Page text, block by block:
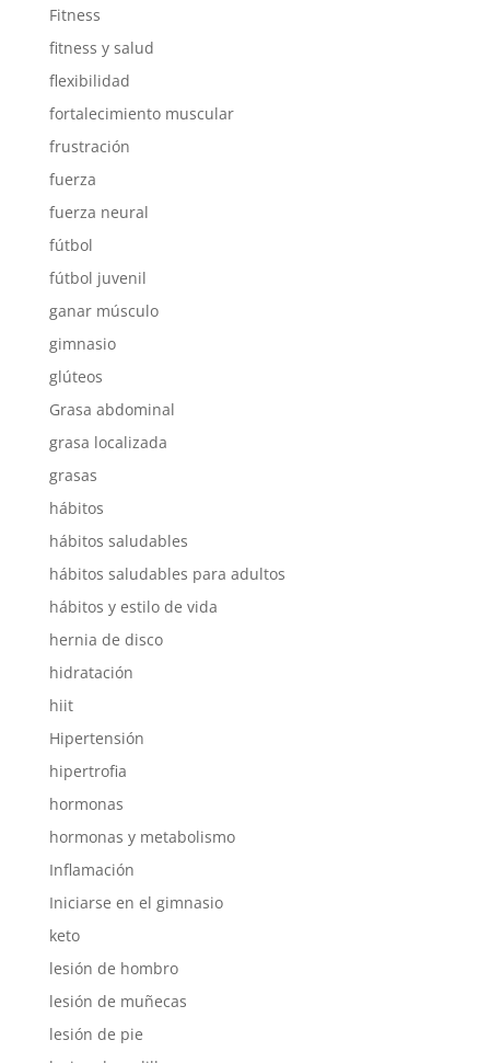
Fitness
fitness y salud
flexibilidad
fortalecimiento muscular
frustración
fuerza
fuerza neural
fútbol
fútbol juvenil
ganar músculo
gimnasio
glúteos
Grasa abdominal
grasa localizada
grasas
hábitos
hábitos saludables
hábitos saludables para adultos
hábitos y estilo de vida
hernia de disco
hidratación
hiit
Hipertensión
hipertrofia
hormonas
hormonas y metabolismo
Inflamación
Iniciarse en el gimnasio
keto
lesión de hombro
lesión de muñecas
lesión de pie